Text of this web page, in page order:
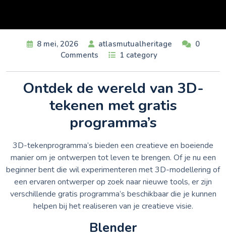
8 mei, 2026 atlasmutualheritage
0
Comments
1 category
Ontdek de wereld van 3D-
tekenen met gratis
programma’s
3D-tekenprogramma’s bieden een creatieve en boeiende
manier om je ontwerpen tot leven te brengen. Of je nu een
beginner bent die wil experimenteren met 3D-modellering of
een ervaren ontwerper op zoek naar nieuwe tools, er zijn
verschillende gratis programma’s beschikbaar die je kunnen
helpen bij het realiseren van je creatieve visie.
Blender